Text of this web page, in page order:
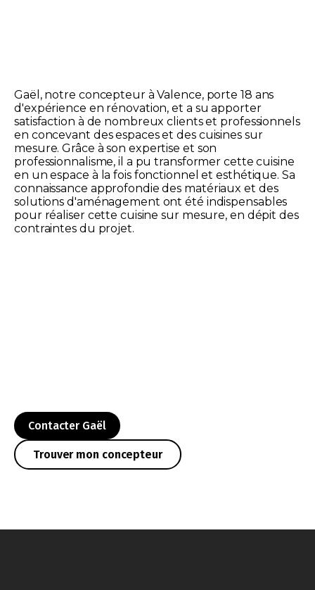
Gaël, notre concepteur à Valence, porte 18 ans
d'expérience en rénovation, et a su apporter
satisfaction à de nombreux clients et professionnels
en concevant des espaces et des cuisines sur
mesure. Grâce à son expertise et son
professionnalisme, il a pu transformer cette cuisine
en un espace à la fois fonctionnel et esthétique. Sa
connaissance approfondie des matériaux et des
solutions d'aménagement ont été indispensables
pour réaliser cette cuisine sur mesure, en dépit des
contraintes du projet.
Contacter Gaël
Trouver mon concepteur